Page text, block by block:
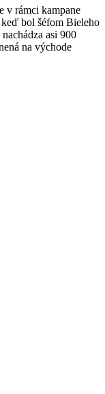
v rámci kampane
keď bol šéfom Bieleho
asi 900
na východe